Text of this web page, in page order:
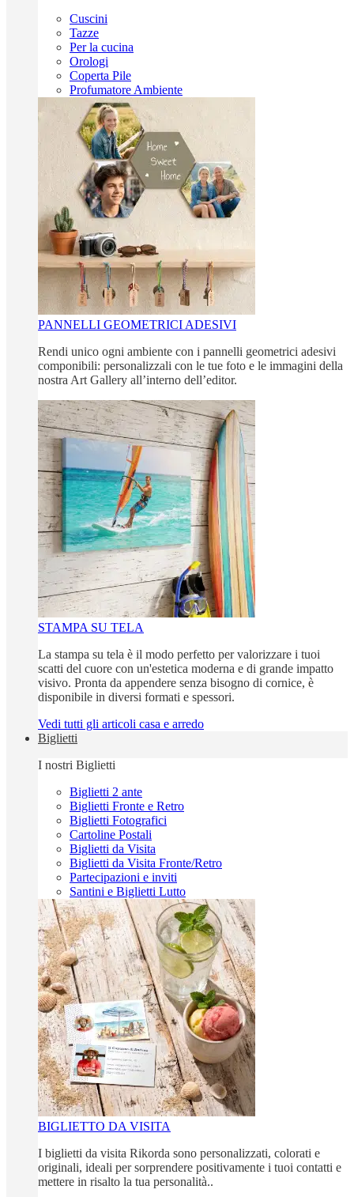
Cuscini
Tazze
Per la cucina
Orologi
Coperta Pile
Profumatore Ambiente
PANNELLI GEOMETRICI ADESIVI
Rendi unico ogni ambiente con i pannelli geometrici adesivi
componibili: personalizzali con le tue foto e le immagini della
nostra Art Gallery all’interno dell’editor.
STAMPA SU TELA
La stampa su tela è il modo perfetto per valorizzare i tuoi
scatti del cuore con un'estetica moderna e di grande impatto
visivo. Pronta da appendere senza bisogno di cornice, è
disponibile in diversi formati e spessori.
Vedi tutti gli articoli casa e arredo
Biglietti
I nostri Biglietti
Biglietti 2 ante
Biglietti Fronte e Retro
Biglietti Fotografici
Cartoline Postali
Biglietti da Visita
Biglietti da Visita Fronte/Retro
Partecipazioni e inviti
Santini e Biglietti Lutto
BIGLIETTO DA VISITA
I biglietti da visita Rikorda sono personalizzati, colorati e
originali, ideali per sorprendere positivamente i tuoi contatti e
mettere in risalto la tua personalità..